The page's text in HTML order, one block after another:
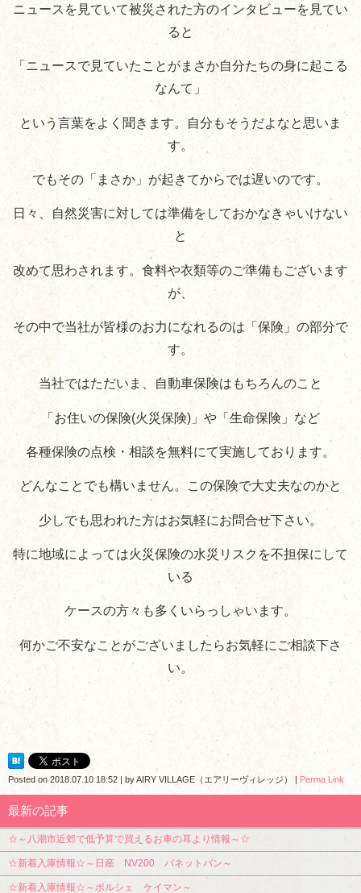
ニュースを見ていて被災された方のインタビューを見てい
ると
「ニュースで見ていたことがまさか自分たちの身に起こる
なんて」
という言葉をよく聞きます。自分もそうだよなと思いま
す。
でもその「まさか」が起きてからでは遅いのです。
日々、自然災害に対しては準備をしておかなきゃいけない
と
改めて思わされます。食料や衣類等のご準備もございます
が、
その中で当社が皆様のお力になれるのは「保険」の部分で
す。
当社ではただいま、自動車保険はもちろんのこと
「お住いの保険(火災保険)」や「生命保険」など
各種保険の点検・相談を無料にて実施しております。
どんなことでも構いません。この保険で大丈夫なのかと
少しでも思われた方はお気軽にお問合せ下さい。
特に地域によっては火災保険の水災リスクを不担保にして
いる
ケースの方々も多くいらっしゃいます。
何かご不安なことがございましたらお気軽にご相談下さ
い。
Posted on 2018.07.10 18:52 | byAIRY VILLAGE（エアリーヴィレッジ） | Perma Link
最新の記事
☆～八潮市近郊で低予算で買えるお車の耳より情報～☆
☆新着入庫情報☆～日産 NV200 バネットバン～
☆新着入庫情報☆～ポルシェ ケイマン～